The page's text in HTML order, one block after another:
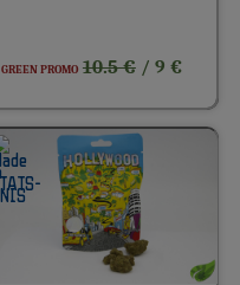
GREEN PROMO 10.5 €/ 9 €